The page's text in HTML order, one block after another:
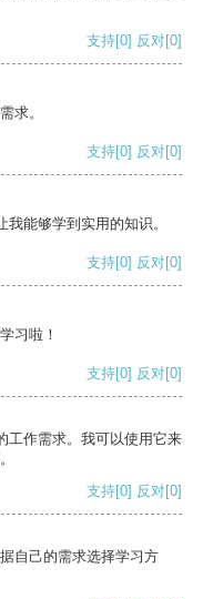
支持[0] 反对[0]
求。
支持[0] 反对[0]
能够学到实用的知识。
支持[0] 反对[0]
习啦！
支持[0] 反对[0]
工作需求。我可以使用它来
支持[0] 反对[0]
自己的需求选择学习方